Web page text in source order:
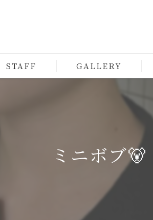
STAFF GALLERY
ミニボブ🐻